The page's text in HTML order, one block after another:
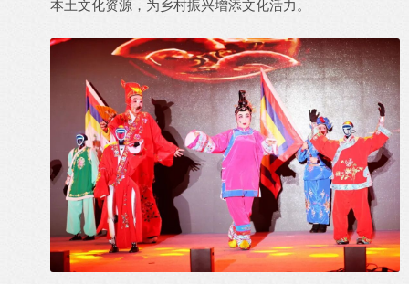
本土文化资源，为乡村振兴增添文化活力。